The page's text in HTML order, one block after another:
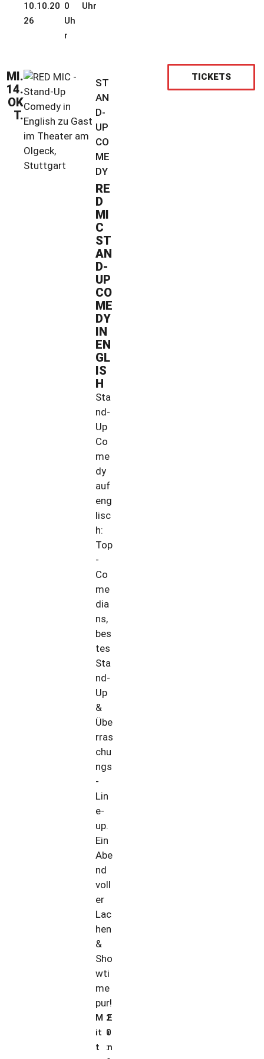
10.10.20
26
0
Uh
r
Uhr
MI.
14.
OK
T.
ST
AN
D-
UP
CO
ME
DY
RE
D
MI
C
ST
AN
D-
UP
CO
ME
DY
IN
EN
GL
IS
H
Sta
nd-
Up
Co
me
dy
auf
eng
lisc
h:
Top
-
Co
me
dia
ns,
bes
tes
Sta
nd-
Up
&
Übe
rras
chu
ngs
-
Lin
e-
up.
Ein
Abe
nd
voll
er
Lac
hen
&
Sho
wti
me
pur!
M
it
t
2
0
:
E
i
n
TICKETS